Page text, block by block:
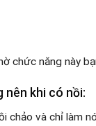
chức năng này
nên khi có nồi:
chảo và chỉ làm